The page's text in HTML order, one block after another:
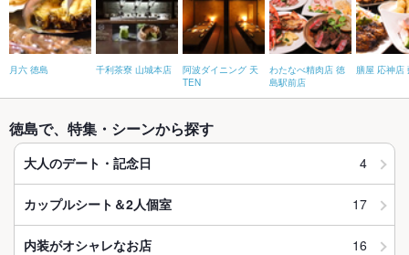
月六 徳島 千利茶寮 山城本店
阿波ダイニング 天
TEN
わたなべ精肉店 徳
島駅前店
膳屋 応神店
徳島で、特集・シーンから探す
大人のデート・記念日 4
カップルシート＆2人個室 17
内装がオシャレなお店 16